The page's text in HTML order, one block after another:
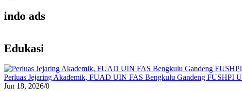
indo ads
Edukasi
Perluas Jejaring Akademik, FUAD UIN FAS Bengkulu Gandeng FUSHPI
Jun 18, 2026/0